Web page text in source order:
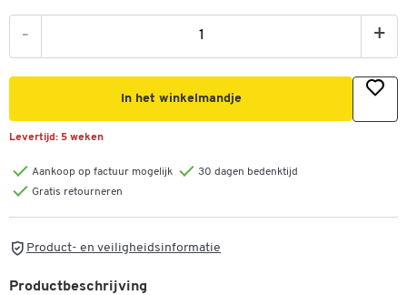
- +
In het winkelmandje
Levertijd: 5 weken
Aankoop op factuur mogelijk
30 dagen bedenktijd
Gratis retourneren
Product- en veiligheidsinformatie
Productbeschrijving